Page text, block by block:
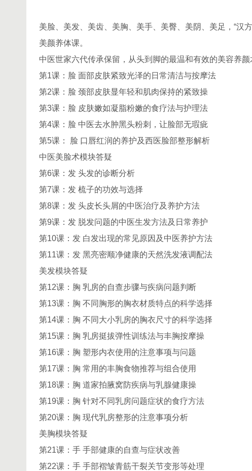
美脸、美发、美齿、美胸、美手、美臀、美阴、美足，“汉
美颜养体课。
中医世家六代传承保留，从头到脚的最温和有效的美容养颜
第1课：脸 面部皮肤紧致光泽的日常清洁与按摩法
第2课：脸 颈部皮肤显年轻和肌肉保持的紧致操
第3课：脸 皮肤嫩如凝脂粉嫩的食疗法与护理法
第4课：脸 中医去水肿黑头粉刺，让脸部无瑕疵
第5课： 脸 口唇红润的养护及西医脸部整形解析
中医美脸术模块答疑
第6课：发 头发的诊断分析
第7课：发 梳子的功效与选择
第8课：发 头皮长头屑的中医治疗及养护方法
第9课：发 脱发问题的中医生发方法及日常养护
第10课：发 白发出现的常见原因及中医养护方法
第11课：发 黑亮密顺净健康的天然洗发液调配法
美发模块答疑
第12课：胸 乳房的自查步骤与疾病问题判断
第13课：胸 不同胸形的胸衣材质特点的科学选择
第14课：胸 不同大小乳房的胸衣尺寸的科学选择
第15课：胸 乳房挺拔弹性训练法与丰胸按摩操
第16课：胸 塑形内衣使用的注意事项与问题
第17课：胸 常用的丰胸食物推荐与组合使用
第18课：胸 道家拍腋窝防疾病与乳腺健康操
第19课：胸 针对不同乳房问题症状的食疗方法
第20课：胸 现代乳房整形的注意事项分析
美胸模块答疑
第21课：手 手部健康的自查与症状改善
第22课：手 手部褶皱青筋干裂关节变形等处理